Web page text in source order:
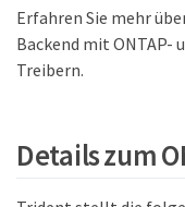
Erfahren Sie mehr
Backend mit ONTAP-
Treibern.
Details zum